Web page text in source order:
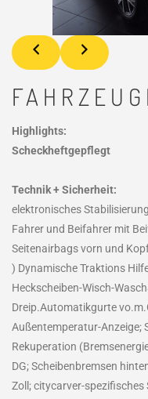
Highlights:
Scheckheftgepflegt
Technik + Sicherheit:
elektronisches
Fahrer und Beifahrer mit
Seitenairbags vorn und
) Dynamische Traktions
Heckscheiben-Wisch-
Dreip.Automatikgurte
Außentemperatur-Anzeige;
Rekuperation
DG; Scheibenbremsen
Zoll; citycarver-